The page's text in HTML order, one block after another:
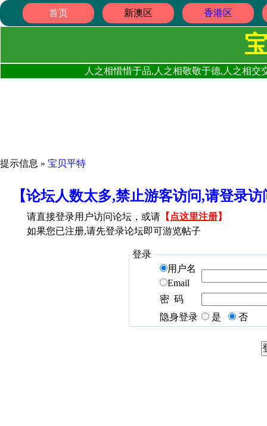
首页 新澳区 香港区
人之相惜惜于品,人之相敬敬于德,人之相
提示信息 » 宝贝平特
【论坛人数太多,禁止游客访问,请登录
请直接登录用户访问论坛，或请 【 点这里注册】
如果您已注册,请先登录论坛即可游览帖子
登录
用户名
Email
密 码
隐身登录
是 否